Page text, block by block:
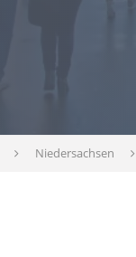
Niedersachsen